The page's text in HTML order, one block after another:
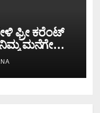
ಫ್ರೀ ಕರೆಂಟ್
ಮನೆಗೇ